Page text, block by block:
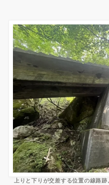
上りと下りが交差する位置の線路